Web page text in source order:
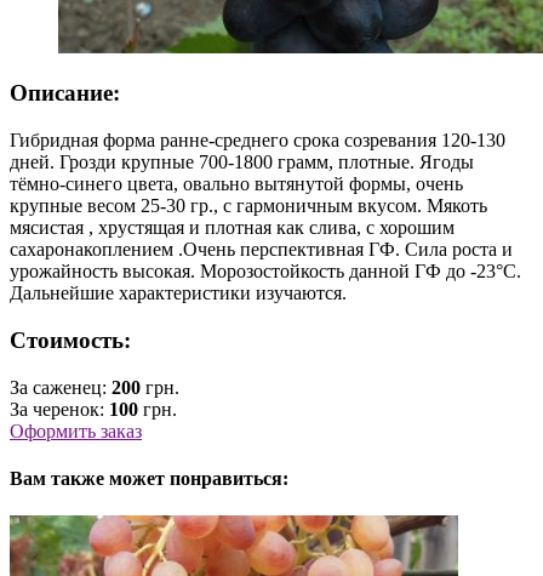
Описание:
Гибридная форма ранне-среднего срока созревания 120-130
дней. Грозди крупные 700-1800 грамм, плотные. Ягоды
тёмно-синего цвета, овально вытянутой формы, очень
крупные весом 25-30 гр., с гармоничным вкусом. Мякоть
мясистая , хрустящая и плотная как слива, с хорошим
сахаронакоплением .Очень перспективная ГФ. Сила роста и
урожайность высокая. Морозостойкость данной ГФ до -23°C.
Дальнейшие характеристики изучаются.
Стоимость:
За саженец: 200 грн.
За черенок: 100 грн.
Оформить заказ
Вам также может понравиться: